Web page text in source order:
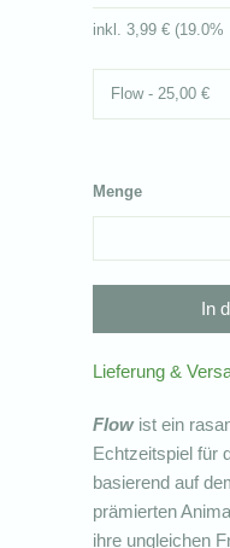
inkl.3,99 € (19.0%
Menge
Lieferung &
Flow ist ein
Echtzeitspiel für
basierend auf
prämierten
ihre ungleichen